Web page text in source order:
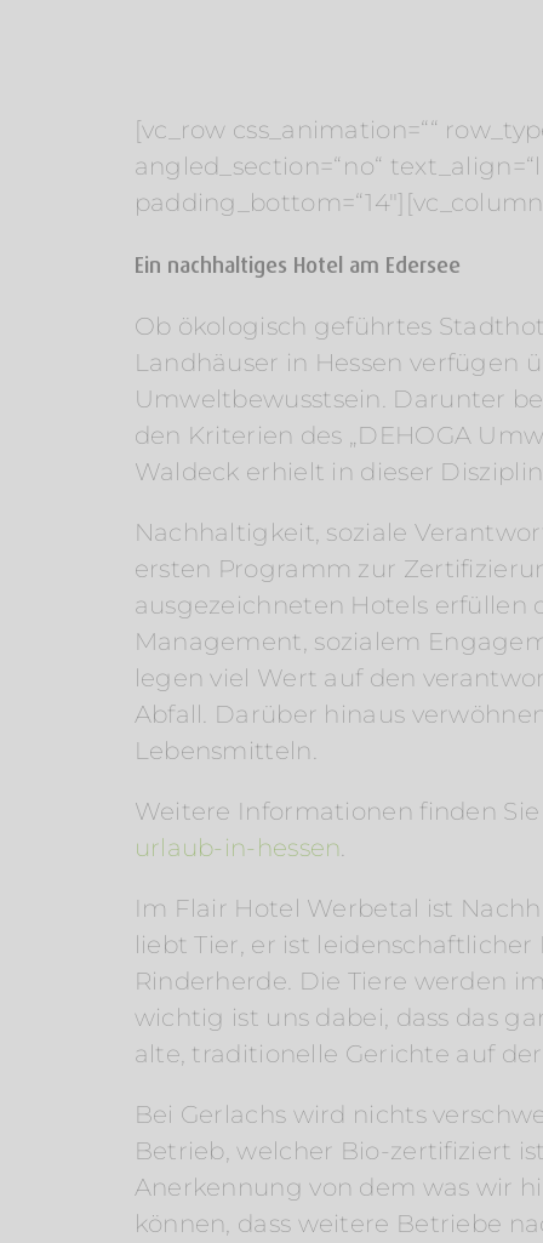
[vc_row css_animation=““
angled_section=“no“
Ein nachhaltiges Hotel am Edersee
Ob ökologisch geführtes
Landhäuser in Hessen
Umweltbewusstsein. Darunter
den Kriterien des „DEHOGA
Waldeck erhielt in dieser
Nachhaltigkeit, soziale
ersten Programm zur
ausgezeichneten Hotels erfüllen
Management, sozialem
legen viel Wert auf den
Abfall. Darüber hinaus
Lebensmitteln.
Weitere Informationen finden
urlaub-in-hessen.
Im Flair Hotel Werbetal ist
liebt Tier, er ist
Rinderherde. Die Tiere werden
wichtig ist uns dabei, dass das
alte, traditionelle Gerichte auf
Bei Gerlachs wird nichts
Betrieb, welcher Bio-zertifiziert
Anerkennung von dem was wir
können, dass weitere Betriebe